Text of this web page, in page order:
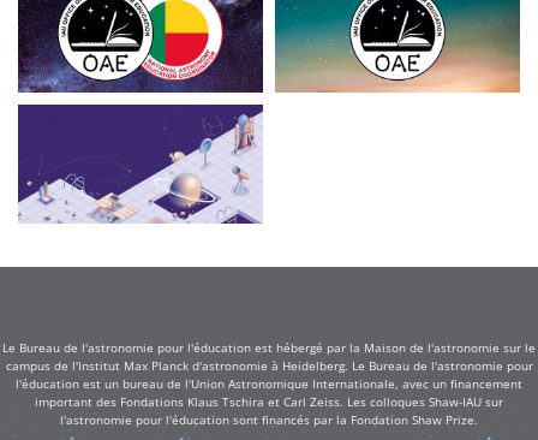
Le Bureau de l'astronomie pour l'éducation est hébergé par la Maison de l'astronomie sur le
campus de l'Institut Max Planck d'astronomie à Heidelberg. Le Bureau de l'astronomie pour
l'éducation est un bureau de l'Union Astronomique Internationale, avec un financement
important des Fondations Klaus Tschira et Carl Zeiss. Les colloques Shaw-IAU sur
l'astronomie pour l'éducation sont financés par la Fondation Shaw Prize.